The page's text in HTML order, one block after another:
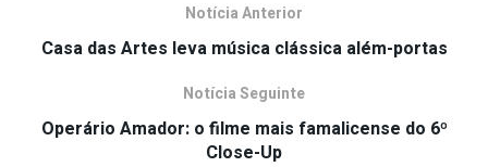
Notícia Anterior
Casa das Artes leva música clássica além-portas
Notícia Seguinte
Operário Amador: o filme mais famalicense do 6º
Close-Up